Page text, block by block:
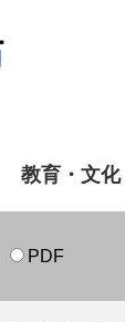
教育・文
PDF